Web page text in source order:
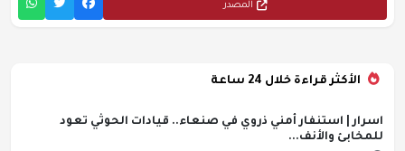
المصدر
الأكثر قراءة خلال 24 ساعة
اسرار | استنفار أمني ذروي في صنعاء.. قيادات الحوثي تعود
للمخابئ والأنف...